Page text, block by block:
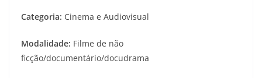
Categoria: Cinema e Audiovisual
Modalidade: Filme de não
ficção/documentário/docudrama